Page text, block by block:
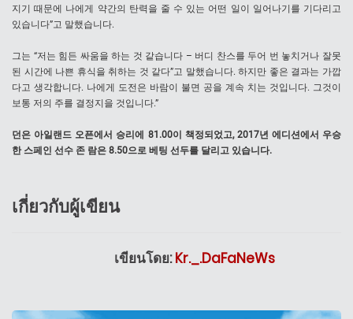
지기 때문에 나에게 약간의 탄력을 줄 수 있는 어떤 일이 일어나기를 기다리고
있습니다”고 말했습니다.
그는 “저는 힘든 싸움을 하는 것 같습니다 – 버디 찬스를 두어 번 놓치거나 잘못
된 시간에 나쁜 휴식을 취하는 것 같다”고 말했습니다. 하지만 좋은 결과는 가깝
다고 생각합니다. 나에게 도전은 바람이 불면 공을 계속 치는 것입니다. 그것이
보통 저의 주를 결정지을 것입니다.”
던은 아일랜드 오픈에서 승리에 81.00이 책정되었고, 2017년 에디션에서 우승
한 스페인 선수 존 람은 8.50으로 베팅 선두를 달리고 있습니다.
เกี่ยวกับผู้เขียน
เขียนโดย:Kr._.DaFaNeWs